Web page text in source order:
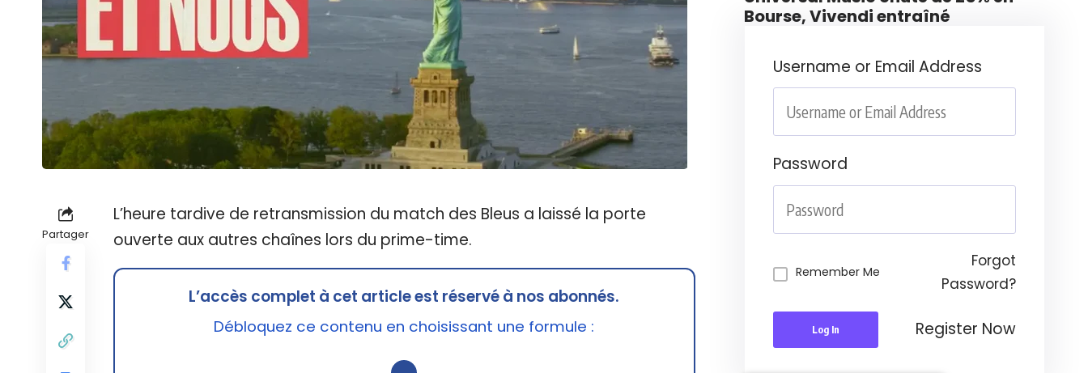
Partager
L’heure tardive de retransmission du match des Bleus a laissé la porte
ouverte aux autres chaînes lors du prime-time.
L’accès complet à cet article est réservé à nos abonnés.
Débloquez ce contenu en choisissant une formule :
Bourse, Vivendi entraîné
Username or Email Address
Password
Remember Me
Forgot
Password?
Log In Register Now